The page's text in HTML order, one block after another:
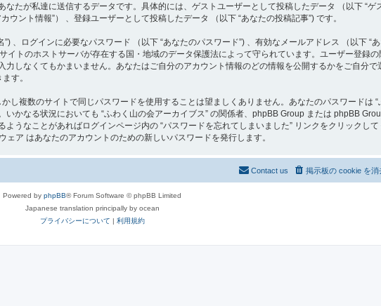
たが私達に送信するデータです。具体的には、ゲストユーザーとして投稿したデータ （以下 “ゲ
ント情報”） 、登録ユーザーとして投稿したデータ （以下 “あなたの投稿記事”) です。
、ログインに必要なパスワード （以下 “あなたのパスワード”) 、有効なメールアドレス （以下 “
イトのホストサーバが存在する国・地域のデータ保護法によって守られています。ユーザー登録
しなくてもかまいません。あなたはご自分のアカウント情報のどの情報を公開するかをご自分で
す。
し複数のサイトで同じパスワードを使用することは望ましくありません。あなたのパスワードは “
かなる状況においても “ふわく山の会アーカイブス” の関係者、phpBB Group または phpBB
うなことがあればログインページ内の “パスワードを忘れてしまいました” リンクをクリックし
ア はあなたのアカウントのための新しいパスワードを発行します。
掲示板の cookie を消
Contact us
Powered by phpBB® Forum Software © phpBB Limited
Japanese translation principally by ocean
プライバシーについて | 利用規約